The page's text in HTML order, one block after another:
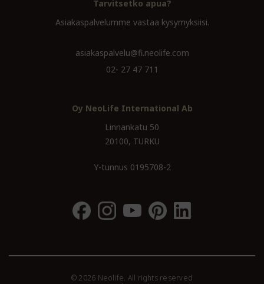
Tarvitsetko apua?
Asiakaspalvelumme vastaa kysymyksiisi.
asiakaspalvelu@fi.neolife.com
02- 27 47 711
Oy NeoLife International Ab
Linnankatu 50
20100, TURKU
Y-tunnus 0195708-2
© 2026 Neolife. All rights reserved